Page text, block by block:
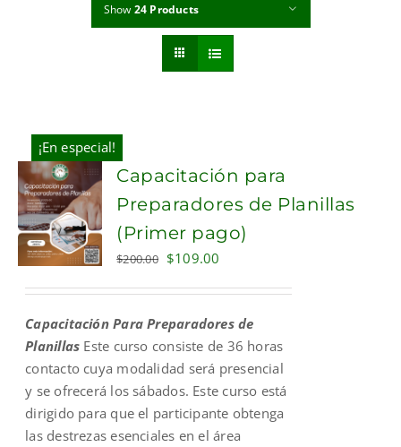
Show 24 Products
¡En especial!
ADD TO
CART
Capacitación para
Preparadores de Planillas
(Primer pago)
$200.00 Original
$200.00.
$109.00
$109.00.
Capacitación Para Preparadores de
Planillas Este curso consiste de 36 horas
contacto cuya modalidad será presencial
y se ofrecerá los sábados. Este curso está
dirigido para que el participante obtenga
las destrezas esenciales en el área